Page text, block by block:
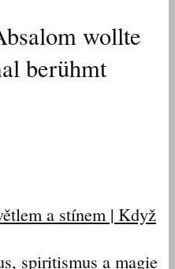
wollte
berühmt
a stínem | Když
spiritismus a magie